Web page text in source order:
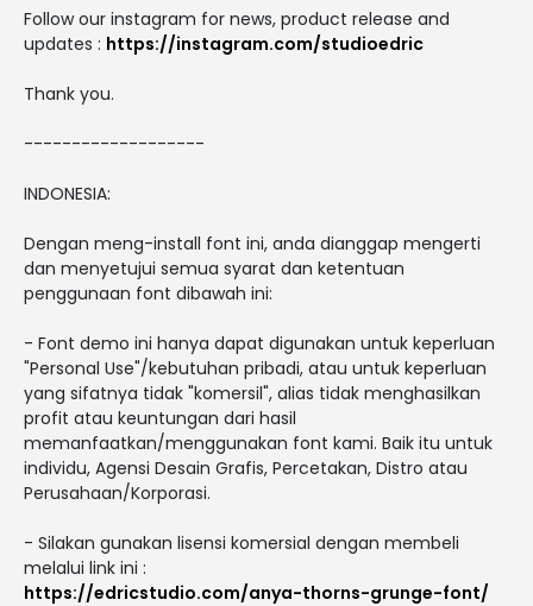
Follow our instagram for news, product release and
updates : https://instagram.com/studioedric
Thank you.
-------------------
INDONESIA:
Dengan meng-install font ini, anda dianggap mengerti
dan menyetujui semua syarat dan ketentuan
penggunaan font dibawah ini:
- Font demo ini hanya dapat digunakan untuk keperluan
"Personal Use"/kebutuhan pribadi, atau untuk keperluan
yang sifatnya tidak "komersil", alias tidak menghasilkan
profit atau keuntungan dari hasil
memanfaatkan/menggunakan font kami. Baik itu untuk
individu, Agensi Desain Grafis, Percetakan, Distro atau
Perusahaan/Korporasi.
- Silakan gunakan lisensi komersial dengan membeli
melalui link ini :
https://edricstudio.com/anya-thorns-grunge-font/